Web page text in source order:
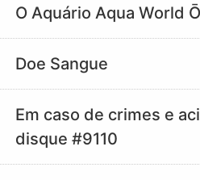
O Aquário Aqua World
Doe Sangue
Em caso de crimes e
disque #9110